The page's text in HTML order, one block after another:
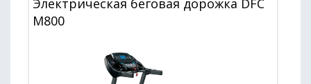
Электрическая беговая дорожка DFC
M800